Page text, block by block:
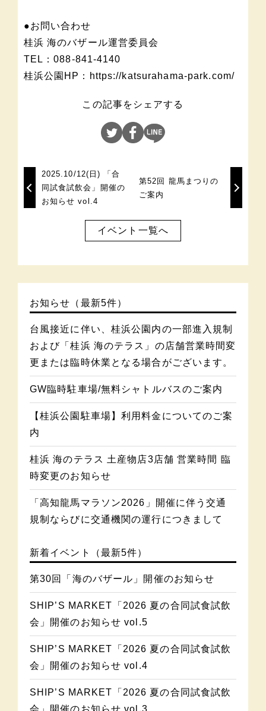
●お問い合わせ
桂浜 海のバザール運営委員会
TEL：088-841-4140
桂浜公園HP：https://katsurahama-park.com/
この記事をシェアする
2025.10/12(日) 「合
同試食試飲会」開催の
お知らせ vol.4
第52回 龍馬まつりの
ご案内
イベント一覧へ
お知らせ（最新5件）
台風接近に伴い、桂浜公園内の一部進入規制
および「桂浜 海のテラス」の店舗営業時間変
更または臨時休業となる場合がございます。
GW臨時駐車場/無料シャトルバスのご案内
【桂浜公園駐車場】利用料金についてのご案
内
桂浜 海のテラス 土産物店3店舗 営業時間 臨
時変更のお知らせ
「高知龍馬マラソン2026」開催に伴う交通
規制ならびに交通機関の運行につきまして
新着イベント（最新5件）
第30回「海のバザール」開催のお知らせ
SHIP’S MARKET「2026 夏の合同試食試飲
会」開催のお知らせ vol.5
SHIP’S MARKET「2026 夏の合同試食試飲
会」開催のお知らせ vol.4
SHIP’S MARKET「2026 夏の合同試食試飲
会」開催のお知らせ vol.3